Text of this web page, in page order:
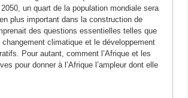
un quart de la population mondiale sera
plus important dans la construction de
des questions essentielles telles que
climatique et le développement
Pour autant, comment l’Afrique et les
pour donner à l’Afrique l’ampleur dont elle